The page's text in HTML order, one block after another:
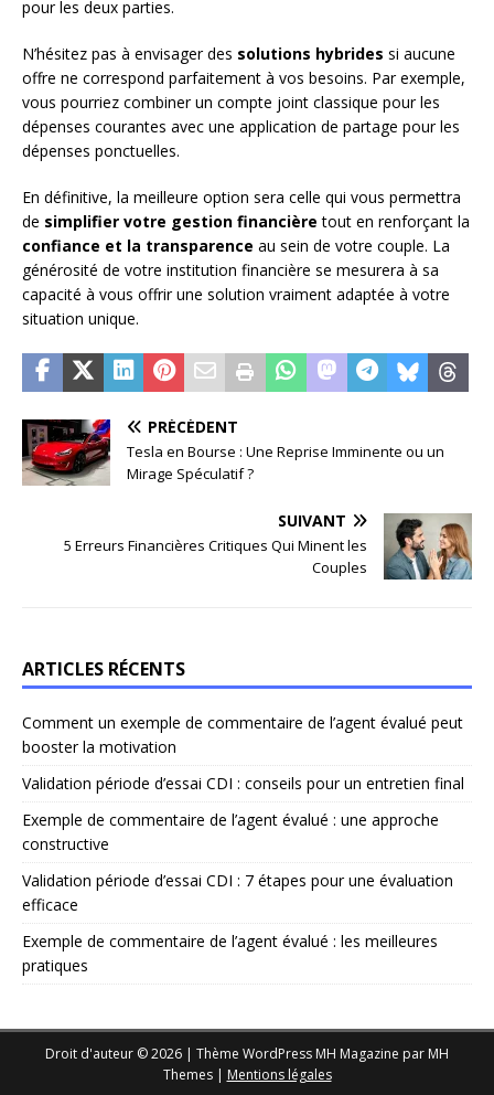
pour les deux parties.
N’hésitez pas à envisager des solutions hybrides si aucune
offre ne correspond parfaitement à vos besoins. Par exemple,
vous pourriez combiner un compte joint classique pour les
dépenses courantes avec une application de partage pour les
dépenses ponctuelles.
En définitive, la meilleure option sera celle qui vous permettra
de simplifier votre gestion financière tout en renforçant la
confiance et la transparence au sein de votre couple. La
générosité de votre institution financière se mesurera à sa
capacité à vous offrir une solution vraiment adaptée à votre
situation unique.
PRÉCÉDENT
Tesla en Bourse : Une Reprise Imminente ou un
Mirage Spéculatif ?
SUIVANT
5 Erreurs Financières Critiques Qui Minent les
Couples
ARTICLES RÉCENTS
Comment un exemple de commentaire de l’agent évalué peut
booster la motivation
Validation période d’essai CDI : conseils pour un entretien final
Exemple de commentaire de l’agent évalué : une approche
constructive
Validation période d’essai CDI : 7 étapes pour une évaluation
efficace
Exemple de commentaire de l’agent évalué : les meilleures
pratiques
Droit d'auteur © 2026 | Thème WordPress MH Magazine par MH
Themes | Mentions légales